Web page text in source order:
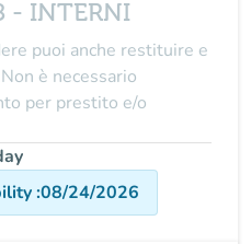
- INTERNI
puoi anche restituire e
è necessario
per prestito e/o
:08/24/2026